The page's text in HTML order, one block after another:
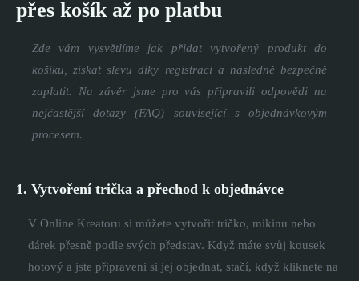
přes košík až po platbu
Zde vám vysvětlíme jak přidat vytvořený produkt do
košíku, získat slevu díky registraci a následně bezpečně
zaplatit. Na závěr jsme pro vás připravili odpovědi na
nejčastější dotazy (FAQ) související s objednávkovým
procesem.
1. Vytvoření trička a přechod k objednávce
V Online Kreatoru si můžete vytvořit tričko, mikinu nebo
dárek přesně podle svých představ. Když máte svůj kousek
hotový a jste připraveni si jej objednat, stačí, když kliknete na